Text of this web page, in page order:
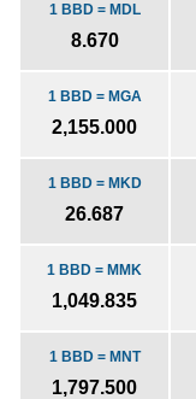
1 BBD = MDL
8.670
1 BBD = MGA
2,155.000
1 BBD = MKD
26.687
1 BBD = MMK
1,049.835
1 BBD = MNT
1,797.500